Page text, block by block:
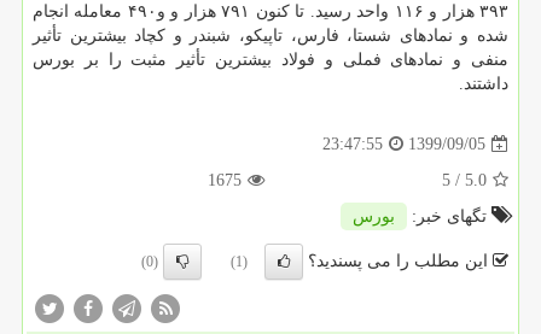
۳۹۳ هزار و ۱۱۶ واحد رسید. تا کنون ۷۹۱ هزار و و۴۹۰ معامله انجام
شده و نمادهای شستا، فارس، تاپیکو، شبندر و کچاد بیشترین تأثیر
منفی و نمادهای فملی و فولاد بیشترین تأثیر مثبت را بر بورس
داشتند.
1399/09/05
23:47:55
5.0
/ 5
1675
تگهای خبر:
بورس
این مطلب را می پسندید؟ (1)
(0)